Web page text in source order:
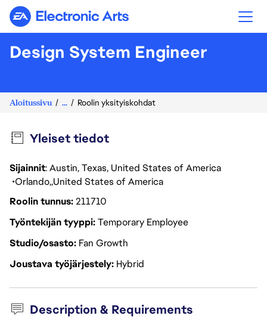
Electronic Arts
Design System Engineer
Aloitussivu ... Roolin yksityiskohdat
Yleiset tiedot
Sijainnit: Austin, Texas, United States of America
Orlando United States of America
Roolin tunnus211710
Työntekijän tyyppiTemporary Employee
Studio/osasto Fan Growth
Joustava työjärjestely Hybrid
Description & Requirements